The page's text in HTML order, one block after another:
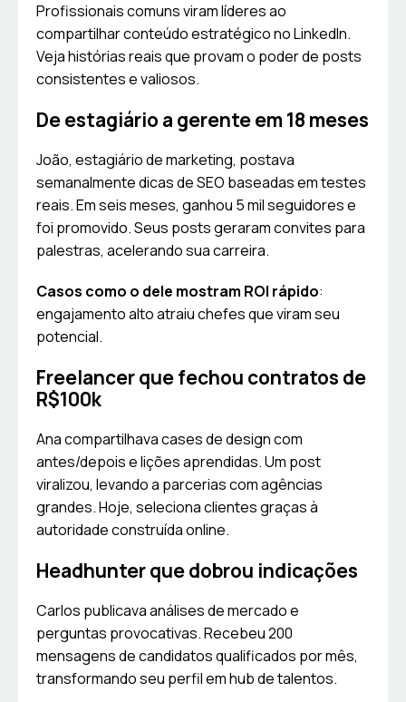
Profissionais comuns viram líderes ao
compartilhar conteúdo estratégico no LinkedIn.
Veja histórias reais que provam o poder de posts
consistentes e valiosos.
De estagiário a gerente em 18 meses
João, estagiário de marketing, postava
semanalmente dicas de SEO baseadas em testes
reais. Em seis meses, ganhou 5 mil seguidores e
foi promovido. Seus posts geraram convites para
palestras, acelerando sua carreira.
Casos como o dele mostram ROI rápido:
engajamento alto atraiu chefes que viram seu
potencial.
Freelancer que fechou contratos de
R$100k
Ana compartilhava cases de design com
antes/depois e lições aprendidas. Um post
viralizou, levando a parcerias com agências
grandes. Hoje, seleciona clientes graças à
autoridade construída online.
Headhunter que dobrou indicações
Carlos publicava análises de mercado e
perguntas provocativas. Recebeu 200
mensagens de candidatos qualificados por mês,
transformando seu perfil em hub de talentos.